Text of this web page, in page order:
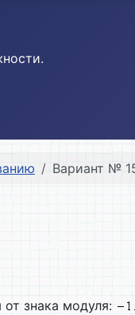
Вариант №
знака модуля: